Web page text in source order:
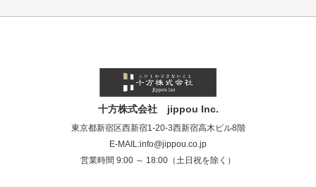
十方株式会社 jippou Inc.
東京都新宿区西新宿1-20-3西新宿高木ビル8階
E-MAIL:info@jippou.co.jp
営業時間 9:00 ～ 18:00（土日祝を除く）